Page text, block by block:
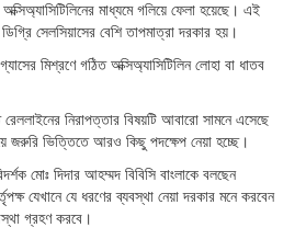
মাধ্যমে গলিয়ে ফেলা হয়েছে। এই
সেলসিয়াসের বেশি তাপমাত্রা দরকার হয়।
মিশ্রণে গঠিত অক্সিঅ্যাসিটিলিন লোহা বা ধাতব
নিরাপত্তার বিষয়টি আবারো সামনে এসেছে
জরুরি ভিত্তিতে আরও কিছু পদক্ষেপ নেয়া হচ্ছে।
মোঃ দিদার আহম্মদ বিবিসি বাংলাকে বলছেন
যেখানে যে ধরণের ব্যবস্থা নেয়া দরকার মনে করবেন
গ্রহণ করবে।